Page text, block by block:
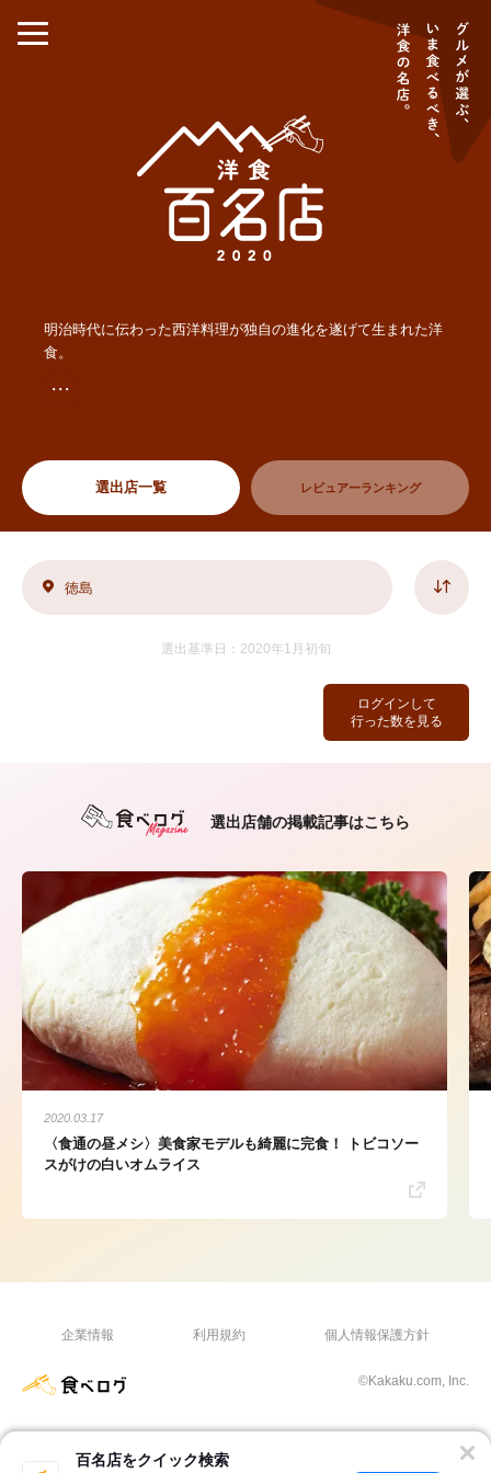
明治時代に伝わった西洋料理が独自の進化を遂げて生まれた洋
食。
・・・
選出店一覧 レビュアーランキング
百名店をクイック検索
ログインして
行った数を見る
徳島
選出基準日：2020年1月初旬
選出店舗の掲載記事はこちら
2020.03.17
〈食通の昼メシ〉美食家モデルも綺麗に完食！ トビコソー
スがけの白いオムライス
企業情報 利用規約 個人情報保護方針
©Kakaku.com, Inc.